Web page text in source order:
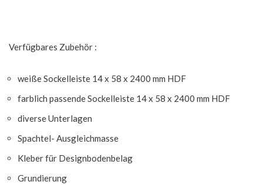
Verfügbares Zubehör :
weiße Sockelleiste 14 x 58 x 2400 mm HDF
farblich passende Sockelleiste 14 x 58 x 2400 mm HDF
diverse Unterlagen
Spachtel- Ausgleichmasse
Kleber für Designbodenbelag
Grundierung